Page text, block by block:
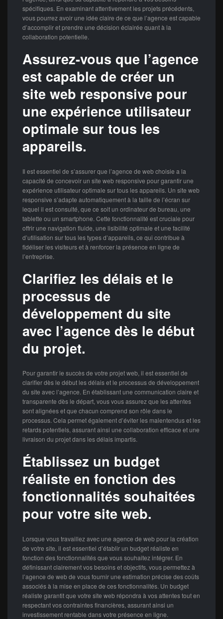
spécifiques. En examinant attentivement les projets précédents,
vous pourrez avoir une idée claire de ce que l’agence est capable
d’accomplir et prendre une décision éclairée quant à la
collaboration potentielle.
Assurez-vous que l’agence
est capable de créer un
site web responsive pour
une expérience utilisateur
optimale sur tous les
appareils.
Il est essentiel de s’assurer que l’agence de web choisie a la
capacité de concevoir un site web responsive pour garantir une
expérience utilisateur optimale sur tous les appareils. Un site web
responsive s’adapte automatiquement à la taille de l’écran sur
lequel il est consulté, que ce soit un ordinateur de bureau, une
tablette ou un smartphone. Cette fonctionnalité est cruciale pour
offrir une navigation fluide, une lisibilité optimale et une facilité
d’utilisation sur tous les types d’appareils, ce qui contribue à
fidéliser les visiteurs et à renforcer la présence en ligne de
l’entreprise.
Clarifiez les délais et le
processus de
développement du site
avec l’agence dès le début
du projet.
Pour garantir le succès de votre projet web, il est essentiel de
clarifier dès le début les délais et le processus de développement
du site avec l’agence. En établissant une communication claire et
transparente dès le départ, vous vous assurez que les attentes
sont alignées et que chacun comprend son rôle dans le
processus. Cela permet également d’éviter les malentendus et les
retards potentiels, assurant ainsi une collaboration efficace et une
livraison du projet dans les délais impartis.
Établissez un budget
réaliste en fonction des
fonctionnalités souhaitées
pour votre site web.
Lorsque vous travaillez avec une agence de web pour la création
de votre site, il est essentiel d’établir un budget réaliste en
fonction des fonctionnalités que vous souhaitez intégrer. En
définissant clairement vos besoins et objectifs, vous permettez à
l’agence de web de vous fournir une estimation précise des coûts
associés à la mise en place de ces fonctionnalités. Un budget
réaliste garantit que votre site web répondra à vos attentes tout en
respectant vos contraintes financières, assurant ainsi un
investissement rentable dans votre présence en ligne.